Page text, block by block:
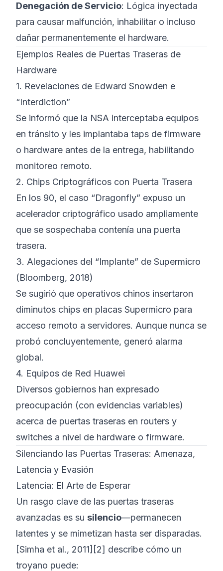
Denegación de Servicio: Lógica inyectada
para causar malfunción, inhabilitar o incluso
dañar permanentemente el hardware.
Ejemplos Reales de Puertas Traseras de
Hardware
1. Revelaciones de Edward Snowden e
“Interdiction”
Se informó que la NSA interceptaba equipos
en tránsito y les implantaba taps de firmware
o hardware antes de la entrega, habilitando
monitoreo remoto.
2. Chips Criptográficos con Puerta Trasera
En los 90, el caso “Dragonfly” expuso un
acelerador criptográfico usado ampliamente
que se sospechaba contenía una puerta
trasera.
3. Alegaciones del “Implante” de Supermicro
(Bloomberg, 2018)
Se sugirió que operativos chinos insertaron
diminutos chips en placas Supermicro para
acceso remoto a servidores. Aunque nunca se
probó concluyentemente, generó alarma
global.
4. Equipos de Red Huawei
Diversos gobiernos han expresado
preocupación (con evidencias variables)
acerca de puertas traseras en routers y
switches a nivel de hardware o firmware.
Silenciando las Puertas Traseras: Amenaza,
Latencia y Evasión
Latencia: El Arte de Esperar
Un rasgo clave de las puertas traseras
avanzadas es su silencio—permanecen
latentes y se mimetizan hasta ser disparadas.
[Simha et al., 2011][2] describe cómo un
troyano puede: